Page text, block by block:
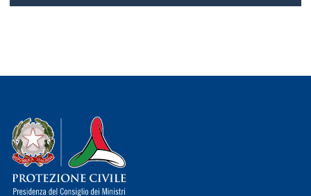
Dipartimento della Protezione Civile